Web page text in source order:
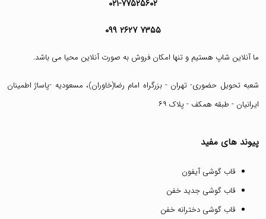
۰۲۱-۷۷۵۲۵۶۰۲
۰۹۹ ۲۶۲۷ ۷۳۵۵
ما آنلاین شاپ هستیم و تنها امکان فروش به صورت آنلاین محیا می باشد.
شعبه تحویل حضوری- تهران - بزرگراه امام رضا(خاوران)، مسعودیه -پاساژ اطمینان
ایرانیان - طبقه همکف - پلاک ۶۹
پیوند های مفید
قاب گوشی آیفون
قاب گوشی جدید خفن
قاب گوشی دخترانه خفن